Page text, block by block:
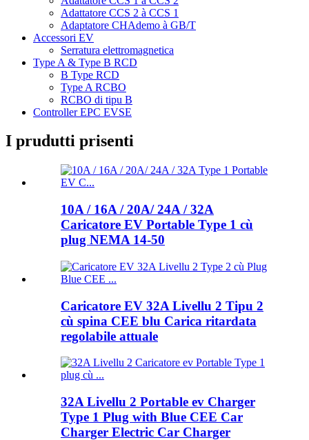
Adattatore CCS 2 à CCS 1
Adaptatore CHAdemo à GB/T
Accessori EV
Serratura elettromagnetica
Type A & Type B RCD
B Type RCD
Type A RCBO
RCBO di tipu B
Controller EPC EVSE
I prudutti prisenti
10A / 16A / 20A/ 24A / 32A
Caricatore EV Portable Type 1 cù
plug NEMA 14-50
Caricatore EV 32A Livellu 2 Tipu 2
cù spina CEE blu Carica ritardata
regolabile attuale
32A Livellu 2 Portable ev Charger
Type 1 Plug with Blue CEE Car
Charger Electric Car Charger